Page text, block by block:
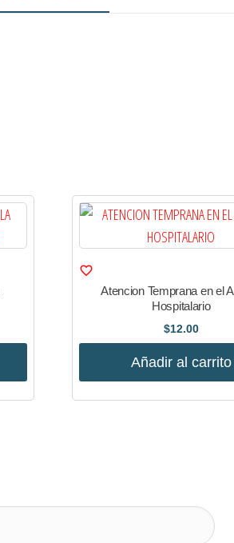
Atencion Temprana en el
Hospitalario
$12.00
Añadir al carrito